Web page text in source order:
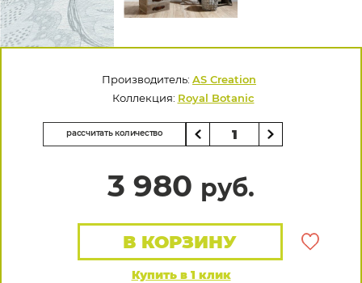
Производитель: AS Creation
Коллекция: Royal Botanic
рассчитать количество
3 980 руб.
Купить в 1 клик
В КОРЗИНУ